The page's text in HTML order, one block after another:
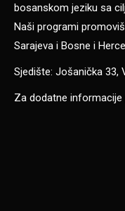
bosanskom jeziku sa
Naši programi
Sarajeva i Bosne i
Sjedište: Jošanička 33,
Za dodatne informacije